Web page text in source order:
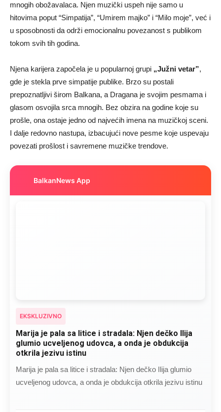
mnogih obožavalaca. Njen muzički uspeh nije samo u
hitovima poput “Simpatija”, “Umirem majko” i “Milo moje”, već i
u sposobnosti da održi emocionalnu povezanost s publikom
tokom svih tih godina.
Njena karijera započela je u popularnoj grupi „Južni vetar”,
gde je stekla prve simpatije publike. Brzo su postali
prepoznatljivi širom Balkana, a Dragana je svojim pesmama i
glasom osvojila srca mnogih. Bez obzira na godine koje su
prošle, ona ostaje jedno od najvećih imena na muzičkoj sceni.
I dalje redovno nastupa, izbacujući nove pesme koje uspevaju
povezati prošlost i savremene muzičke trendove.
BalkanNews App
EKSKLUZIVNO
Marija je pala sa litice i stradala: Njen dečko Ilija
glumio ucveljenog udovca, a onda je obdukcija
otkrila jezivu istinu
Marija je pala sa litice i stradala: Njen dečko Ilija glumio
ucveljenog udovca, a onda je obdukcija otkrila jezivu istinu